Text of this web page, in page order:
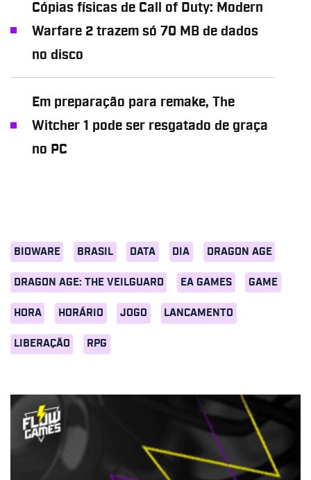
BIOWARE BRASIL DATA DIA DRAGON AGE
DRAGON AGE: THE VEILGUARD EA GAMES GAME
HORA HORÁRIO JOGO LANCAMENTO
LIBERAÇÃO RPG
Cópias físicas de Call of Duty: Modern
Warfare 2 trazem só 70 MB de dados
no disco
Em preparação para remake, The
Witcher 1 pode ser resgatado de graça
no PC